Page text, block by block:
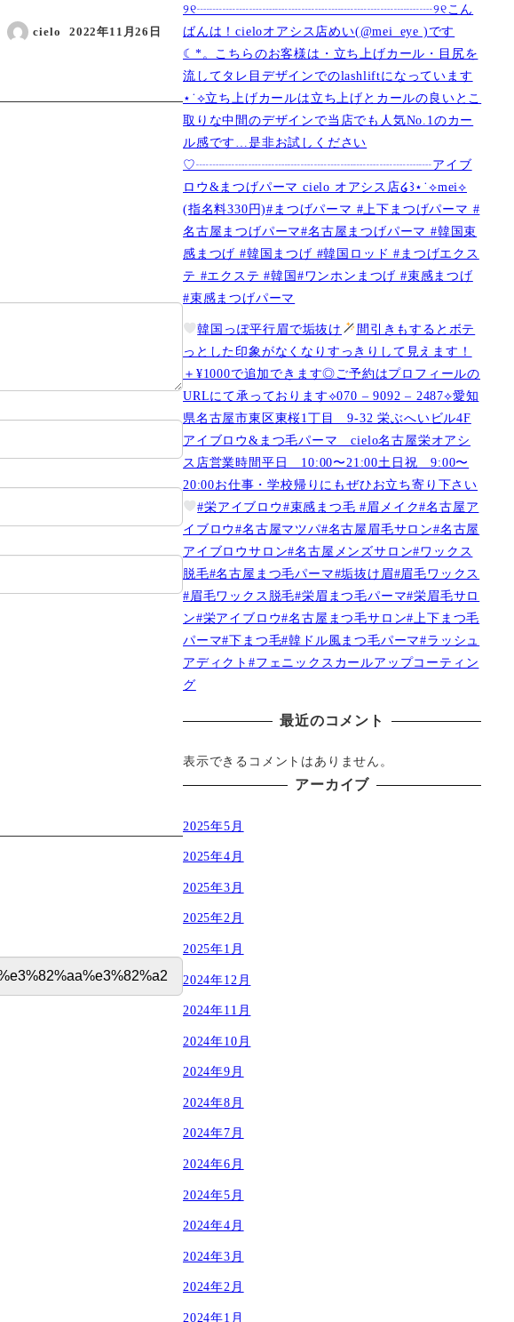
cielo
投稿日
2022年11月26日
୨୧┈┈┈┈┈┈┈┈┈┈┈┈┈┈┈┈┈┈୨୧こん
ばんは！cieloオアシス店めい(@mei_eye )です︎︎
☾*。こちらのお客様は・立ち上げカール・目尻を
流してタレ目デザインでのlashliftになっています
⋆˙⟡立ち上げカールは立ち上げとカールの良いとこ
取りな中間のデザインで当店でも人気No.1のカー
ル感です…是非お試しください️
♡┈┈┈┈┈┈┈┈┈┈┈┈┈┈┈┈┈┈アイブ
ロウ&まつげパーマ cielo オアシス店໒꒱⋆˙⟡︎mei⟡
(指名料330円)#まつげパーマ #上下まつげパーマ #
名古屋まつげパーマ#名古屋まつげパーマ #韓国束
感まつげ #韓国まつげ #韓国ロッド #まつげエクス
テ #エクステ #韓国#ワンホンまつげ #束感まつげ
#束感まつげパーマ
韓国っぽ平行眉で垢抜け
間引きもするとボテ
っとした印象がなくなりすっきりして見えます！
＋¥1000で追加できます◎ご予約はプロフィールの
URLにて承っております⟡070 – 9092 – 2487⟡愛知
県名古屋市東区東桜1丁目 9-32 栄ぶへいビル4F
アイブロウ&まつ毛パーマ cielo名古屋栄オアシ
ス店営業時間平日 10:00〜21:00土日祝 9:00〜
20:00お仕事・学校帰りにもぜひお立ち寄り下さい
#栄アイブロウ#束感まつ毛 #眉メイク#名古屋ア
イブロウ#名古屋マツパ#名古屋眉毛サロン#名古屋
アイブロウサロン#名古屋メンズサロン#ワックス
脱毛#名古屋まつ毛パーマ#垢抜け眉#眉毛ワックス
#眉毛ワックス脱毛#栄眉まつ毛パーマ#栄眉毛サロ
ン#栄アイブロウ#名古屋まつ毛サロン#上下まつ毛
パーマ#下まつ毛#韓ドル風まつ毛パーマ#ラッシュ
アディクト#フェニックスカールアップコーティン
グ
最近のコメント
表示できるコメントはありません。
アーカイブ
2025年5月
2025年4月
2025年3月
2025年2月
2025年1月
2024年12月
2024年11月
2024年10月
2024年9月
2024年8月
2024年7月
2024年6月
2024年5月
2024年4月
2024年3月
2024年2月
2024年1月